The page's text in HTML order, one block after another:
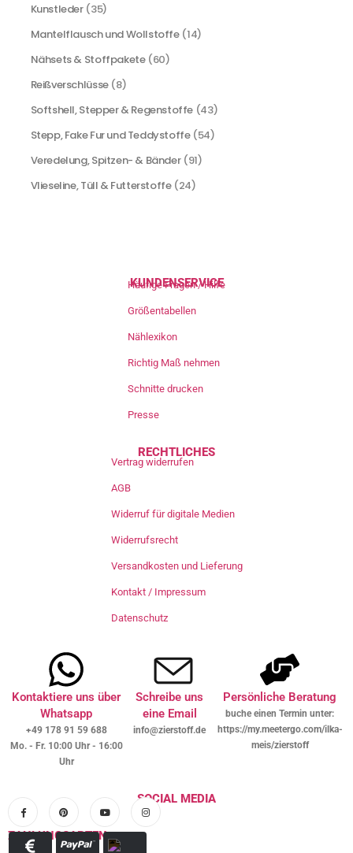
Kunstleder (35)
Mantelflausch und Wollstoffe (14)
Nähsets & Stoffpakete (60)
Reißverschlüsse (8)
Softshell, Stepper & Regenstoffe (43)
Stepp, Fake Fur und Teddystoffe (54)
Veredelung, Spitzen- & Bänder (91)
Vlieseline, Tüll & Futterstoffe (24)
KUNDENSERVICE
Häufige Fragen / Hilfe
Größentabellen
Nählexikon
Richtig Maß nehmen
Schnitte drucken
Presse
RECHTLICHES
Vertrag widerrufen
AGB
Widerruf für digitale Medien
Widerrufsrecht
Versandkosten und Lieferung
Kontakt / Impressum
Datenschutz
Kontaktiere uns über
Whatsapp
+49 178 91 59 688
Mo. - Fr. 10:00 Uhr - 16:00
Uhr
Schreibe uns
eine Email
info@zierstoff.de
Persönliche Beratung
buche einen Termin unter:
https://my.meetergo.com/ilka-
meis/zierstoff
SOCIAL MEDIA
ZAHLUNGSARTEN